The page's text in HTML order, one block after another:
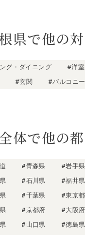
県で他の
グ・ダイニング #洋室
#玄関 #バルコニ
体で他の
#青森県 #岩手県
#石川県 #福井県
#千葉県 #東京都
#京都府 #大阪府
#山口県 #徳島県